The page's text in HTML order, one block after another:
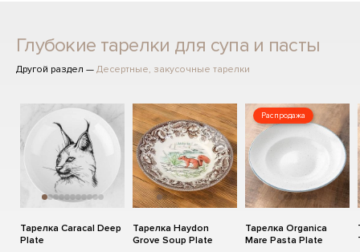
Глубокие тарелки для супа и пасты
Другой раздел — Десертные, закусочные тарелки
Тарелка Caracal Deep
Plate
Тарелка Haydon
Grove Soup Plate
Распродажа
Тарелка Organica
Mare Pasta Plate